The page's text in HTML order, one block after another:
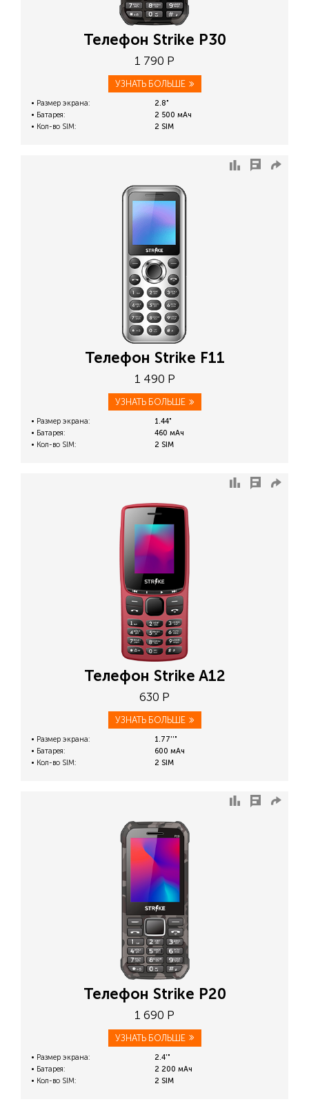
Телефон Strike P30
1 790 Р
УЗНАТЬ БОЛЬШЕ
Размер экрана:
2.8"
Батарея:
2 500 мАч
Кол-во SIM:
2 SIM
Телефон Strike F11
1 490 Р
УЗНАТЬ БОЛЬШЕ
Размер экрана:
1.44"
Батарея:
460 мАч
Кол-во SIM:
2 SIM
Телефон Strike A12
630 Р
УЗНАТЬ БОЛЬШЕ
Размер экрана:
1.77''"
Батарея:
600 мАч
Кол-во SIM:
2 SIM
Телефон Strike P20
1 690 Р
УЗНАТЬ БОЛЬШЕ
Размер экрана:
2.4'"
Батарея:
2 200 мАч
Кол-во SIM:
2 SIM